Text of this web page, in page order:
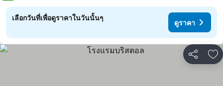
เลือกวันที่เพื่อดูราคาในวันนั้นๆ
ดูราคา
แชร์ เ